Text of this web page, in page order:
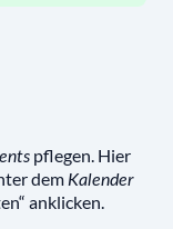
pflegen. Hier
dem Kalender
anklicken.